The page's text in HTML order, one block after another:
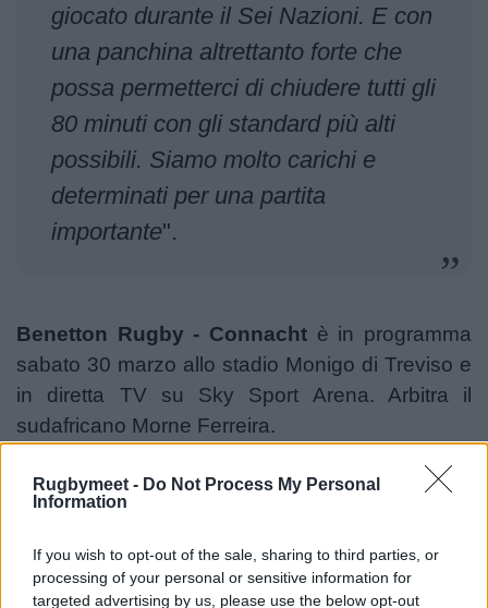
Rugbymeet - Do Not Process My Personal
Information
If you wish to opt-out of the sale, sharing to third parties, or
processing of your personal or sensitive information for
targeted advertising by us, please use the below opt-out
giocato durante il Sei Nazioni. E con
una panchina altrettanto forte che
possa permetterci di chiudere tutti gli
80 minuti con gli standard più alti
possibili. Siamo molto carichi e
determinati per una partita
importante".
Benetton Rugby - Connacht è in programma
sabato 30 marzo allo stadio Monigo di Treviso e
in diretta TV su Sky Sport Arena. Arbitra il
sudafricano Morne Ferreira.
Benetton:15 Rhyno Smith, 14 Ignacio Mendy,
13 Tommaso Menoncello, 12 Ignacio Brex, 11